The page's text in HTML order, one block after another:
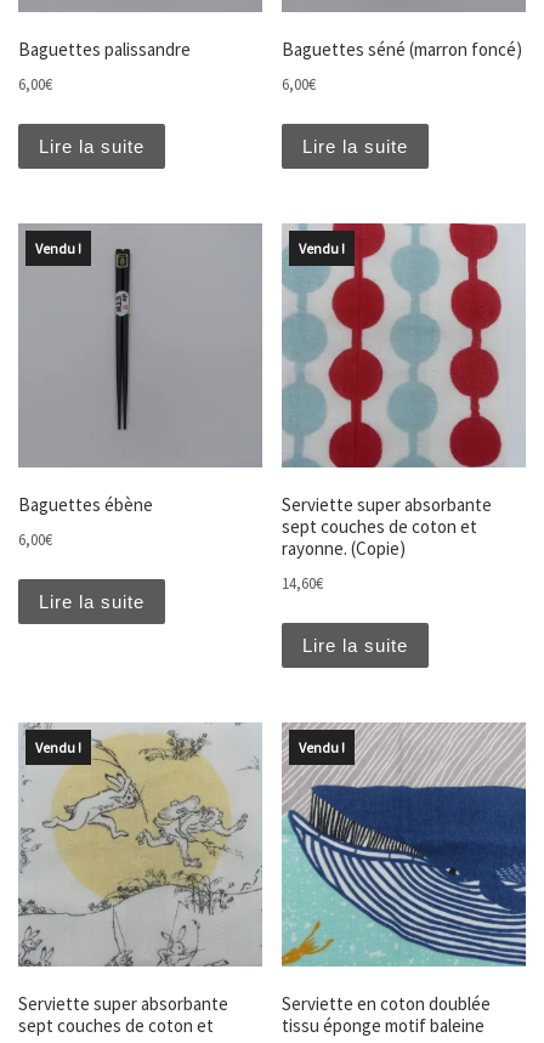
Baguettes palissandre
6,00€
Lire la suite
Baguettes séné (marron foncé)
6,00€
Lire la suite
Vendu !
Baguettes ébène
6,00€
Lire la suite
Vendu !
Serviette super absorbante
sept couches de coton et
rayonne. (Copie)
14,60€
Lire la suite
Vendu !
Serviette super absorbante
sept couches de coton et
Vendu !
Serviette en coton doublée
tissu éponge motif baleine